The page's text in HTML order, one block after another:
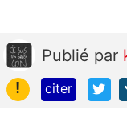
Publié par
!
citer